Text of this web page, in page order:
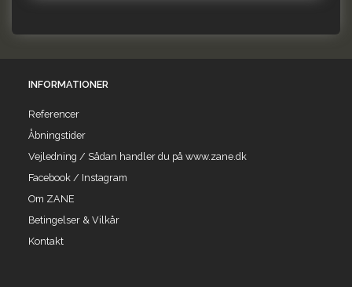
INFORMATIONER
Referencer
Åbningstider
Vejledning / Sådan handler du på www.zane.dk
Facebook / Instagram
Om ZANE
Betingelser & Vilkår
Kontakt